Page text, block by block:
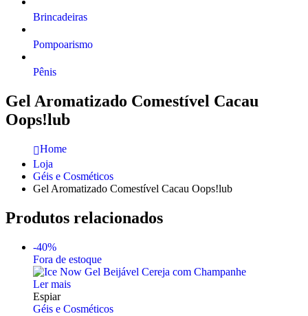
Brincadeiras
Pompoarismo
Pênis
Gel Aromatizado Comestível Cacau
Oops!lub
Home
Loja
Géis e Cosméticos
Gel Aromatizado Comestível Cacau Oops!lub
Produtos relacionados
-40%
Fora de estoque
Ler mais
Espiar
Géis e Cosméticos